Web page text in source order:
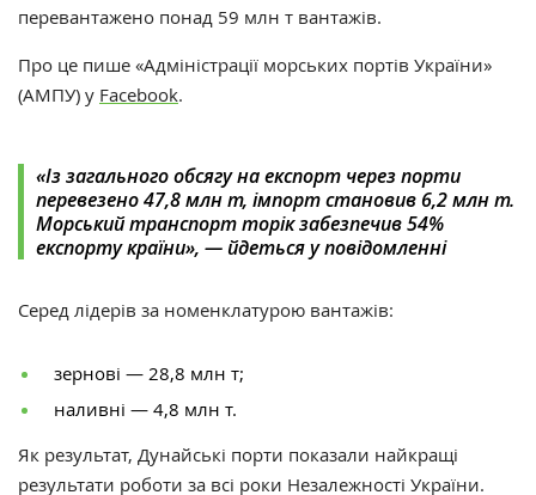
перевантажено понад 59 млн т вантажів.
Про це пише «Адміністрації морських портів України‎»‎
(АМПУ) у Facebook.
«Із загального обсягу на експорт через порти
перевезено 47,8 млн т, імпорт становив 6,2 млн т.
Морський транспорт торік забезпечив 54%
експорту країни‎», — йдеться у повідомленні ‎
Серед лідерів за номенклатурою вантажів:
зернові — 28,8 млн т;
наливні — 4,8 млн т.
Як результат, Дунайські порти показали найкращі
результати роботи за всі роки Незалежності України.